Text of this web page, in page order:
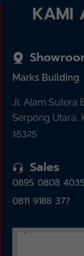
KAMI
Marks Building
Jl. Alam Sutera
Serpong Utara,
15325
Sales
0895 0808 4035
0811 9188 377